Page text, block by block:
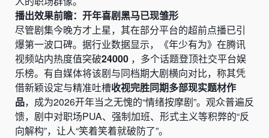
播出效果前瞻：开年喜剧黑马已现雏形
尽管剧集今晚方才上星，其在部分平台的超前点播已引
爆第一波口碑。据行业数据显示，《年少有为》在腾讯
视频站内热度值突破24000 ，多个话题登顶社交平台娱
乐榜。有自媒体将该剧与同档期大剧横向对比，称其凭
借新颖设定与精准吐槽收视完胜同期多部现实题材作
品，成为2026开年当之无愧的“情绪按摩剧”。观众普遍反
馈，剧中对职场PUA、强制加班、形式主义等积弊的“反
向解构”，让人“笑着笑着就破防了”。